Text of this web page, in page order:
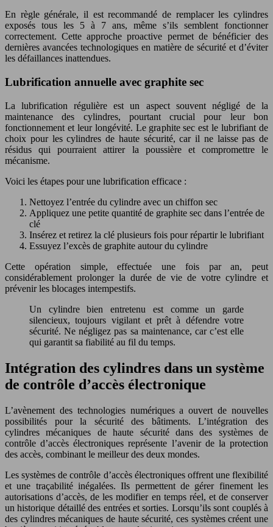
En règle générale, il est recommandé de remplacer les cylindres
exposés tous les 5 à 7 ans, même s’ils semblent fonctionner
correctement. Cette approche proactive permet de bénéficier des
dernières avancées technologiques en matière de sécurité et d’éviter
les défaillances inattendues.
Lubrification annuelle avec graphite sec
La lubrification régulière est un aspect souvent négligé de la
maintenance des cylindres, pourtant crucial pour leur bon
fonctionnement et leur longévité. Le graphite sec est le lubrifiant de
choix pour les cylindres de haute sécurité, car il ne laisse pas de
résidus qui pourraient attirer la poussière et compromettre le
mécanisme.
Voici les étapes pour une lubrification efficace :
Nettoyez l’entrée du cylindre avec un chiffon sec
Appliquez une petite quantité de graphite sec dans l’entrée de
clé
Insérez et retirez la clé plusieurs fois pour répartir le lubrifiant
Essuyez l’excès de graphite autour du cylindre
Cette opération simple, effectuée une fois par an, peut
considérablement prolonger la durée de vie de votre cylindre et
prévenir les blocages intempestifs.
Un cylindre bien entretenu est comme un garde
silencieux, toujours vigilant et prêt à défendre votre
sécurité. Ne négligez pas sa maintenance, car c’est elle
qui garantit sa fiabilité au fil du temps.
Intégration des cylindres dans un système
de contrôle d’accès électronique
L’avènement des technologies numériques a ouvert de nouvelles
possibilités pour la sécurité des bâtiments. L’intégration des
cylindres mécaniques de haute sécurité dans des systèmes de
contrôle d’accès électroniques représente l’avenir de la protection
des accès, combinant le meilleur des deux mondes.
Les systèmes de contrôle d’accès électroniques offrent une flexibilité
et une traçabilité inégalées. Ils permettent de gérer finement les
autorisations d’accès, de les modifier en temps réel, et de conserver
un historique détaillé des entrées et sorties. Lorsqu’ils sont couplés à
des cylindres mécaniques de haute sécurité, ces systèmes créent une